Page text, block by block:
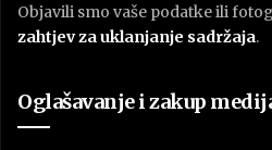
Objavili smo vaše podatke ili
zahtjev za uklanjanje sadržaja.
Oglašavanje i zakup